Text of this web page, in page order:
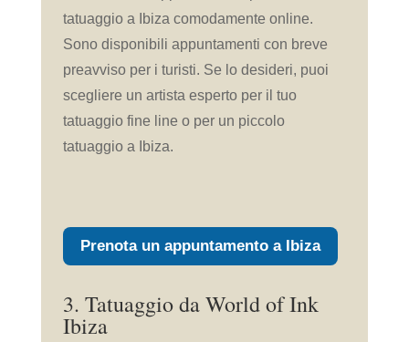
tatuaggio a Ibiza comodamente online.
Sono disponibili appuntamenti con breve
preavviso per i turisti. Se lo desideri, puoi
scegliere un artista esperto per il tuo
tatuaggio fine line o per un piccolo
tatuaggio a Ibiza.
Prenota un appuntamento a Ibiza
3. Tatuaggio da World of Ink
Ibiza